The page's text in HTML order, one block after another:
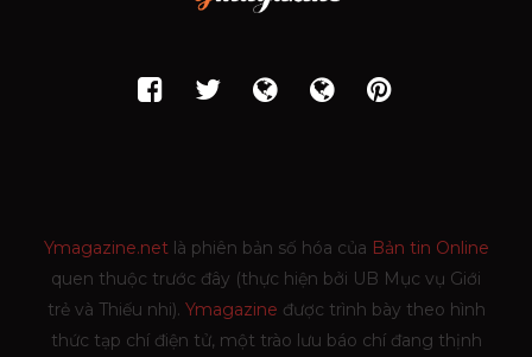
Ymagazine.netlà phiên bản số hóa của Bản tin Online
quen thuộc trước đây (thực hiện bởi UB Mục vụ Giới
trẻ và Thiếu nhi). Ymagazine được trình bày theo hình
thức tạp chí điện tử, một trào lưu báo chí đang thịnh